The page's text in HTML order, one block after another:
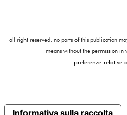
all right reserved. no parts of this publication
means without the permission in
preferenze relative
Informativa sulla raccolta